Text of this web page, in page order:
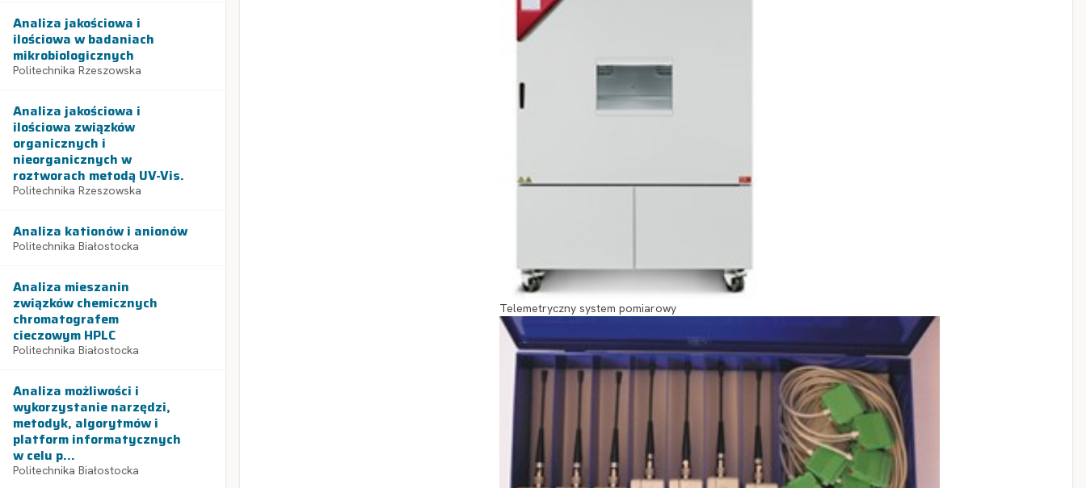
Analiza jakościowa i
ilościowa w badaniach
mikrobiologicznych
Politechnika Rzeszowska
Analiza jakościowa i
ilościowa związków
organicznych i
nieorganicznych w
roztworach metodą UV-Vis.
Politechnika Rzeszowska
Analiza kationów i anionów
Politechnika Białostocka
Analiza mieszanin
związków chemicznych
chromatografem
cieczowym HPLC
Politechnika Białostocka
Analiza możliwości i
wykorzystanie narzędzi,
metodyk, algorytmów i
platform informatycznych
w celu p...
Politechnika Białostocka
Telemetryczny system pomiarowy